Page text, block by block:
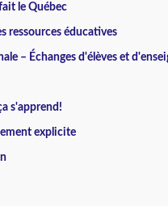
le Québec
ressources éducatives
– Échanges d'élèves et
s'apprend!
explicite